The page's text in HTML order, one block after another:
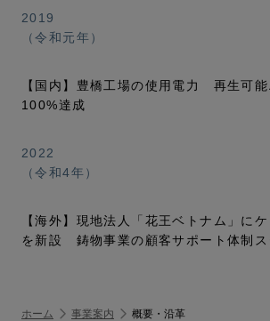
2019
（令和元年）
【国内】豊橋工場の使用電力 再生可
100%達成
2022
（令和4年）
【海外】現地法人「花王ベトナム」に
を新設 鋳物事業の顧客サポート体制ス
ホーム 事業案内 概要・沿革